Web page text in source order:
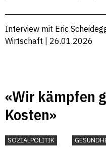
Interview mit Eric
Wirtschaft | 26.01.2026
«Wir kämpfen
Kosten»
SOZIALPOLITIK